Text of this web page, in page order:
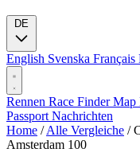
English Svenska Français
Rennen Race FinderMap
Passport Nachrichten
Home / Alle Vergleiche /
Amsterdam 100